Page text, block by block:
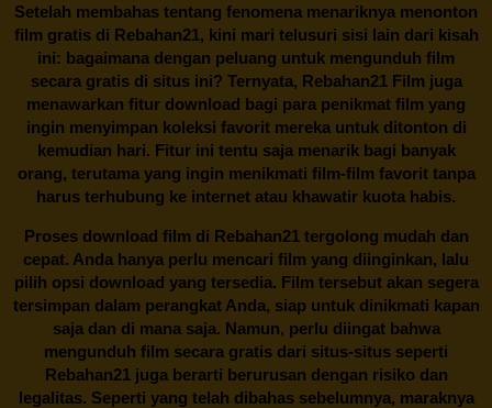
Setelah membahas tentang fenomena menariknya menonton
film gratis di Rebahan21, kini mari telusuri sisi lain dari kisah
ini: bagaimana dengan peluang untuk mengunduh film
secara gratis di situs ini? Ternyata, Rebahan21 Film juga
menawarkan fitur download bagi para penikmat film yang
ingin menyimpan koleksi favorit mereka untuk ditonton di
kemudian hari. Fitur ini tentu saja menarik bagi banyak
orang, terutama yang ingin menikmati film-film favorit tanpa
harus terhubung ke internet atau khawatir kuota habis.
Proses download film di Rebahan21tergolong mudah dan
cepat. Anda hanya perlu mencari film yang diinginkan, lalu
pilih opsi download yang tersedia. Film tersebut akan segera
tersimpan dalam perangkat Anda, siap untuk dinikmati kapan
saja dan di mana saja. Namun, perlu diingat bahwa
mengunduh film secara gratis dari situs-situs seperti
Rebahan21 juga berarti berurusan dengan risiko dan
legalitas. Seperti yang telah dibahas sebelumnya, maraknya